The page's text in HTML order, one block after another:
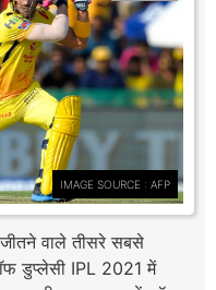
IMAGE SOURCE : AFP
वाले तीसरे सबसे
डुप्लेसी IPL 2021 में